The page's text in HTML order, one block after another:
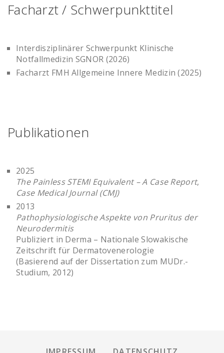
Facharzt / Schwerpunkttitel
Interdisziplinärer Schwerpunkt Klinische
Notfallmedizin SGNOR (2026)
Facharzt FMH Allgemeine Innere Medizin (2025)
Publikationen
2025
The Painless STEMI Equivalent – A Case Report,
Case Medical Journal (CMJ)
2013
Pathophysiologische Aspekte von Pruritus der
Neurodermitis
Publiziert in Derma – Nationale Slowakische
Zeitschrift für Dermatovenerologie
(Basierend auf der Dissertation zum MUDr.-
Studium, 2012)